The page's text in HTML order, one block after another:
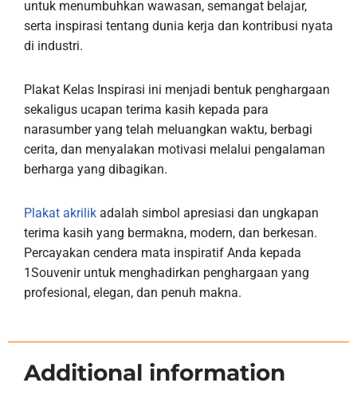
untuk menumbuhkan wawasan, semangat belajar,
serta inspirasi tentang dunia kerja dan kontribusi nyata
di industri.
Plakat Kelas Inspirasi ini menjadi bentuk penghargaan
sekaligus ucapan terima kasih kepada para
narasumber yang telah meluangkan waktu, berbagi
cerita, dan menyalakan motivasi melalui pengalaman
berharga yang dibagikan.
Plakat akrilik adalah simbol apresiasi dan ungkapan
terima kasih yang bermakna, modern, dan berkesan.
Percayakan cendera mata inspiratif Anda kepada
1Souvenir untuk menghadirkan penghargaan yang
profesional, elegan, dan penuh makna.
Additional information